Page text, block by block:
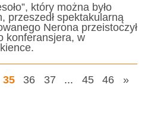
który można było
przeszedł spektakularną
Nerona przeistoczył
konferansjera, w
35 36 37 ... 45 46 »